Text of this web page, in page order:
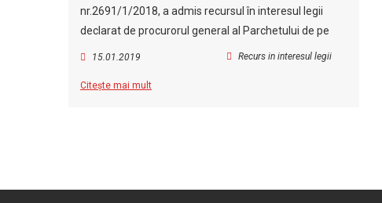
nr.2691/1/2018, a admis recursul în interesul legii
declarat de procurorul general al Parchetului de pe
15.01.2019 Recurs in interesul legii
Citește mai mult